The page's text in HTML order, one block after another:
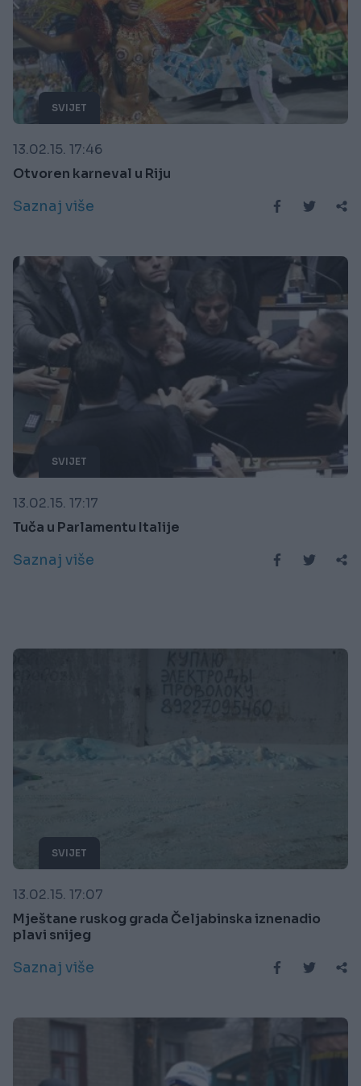
SVIJET
13.02.15. 17:46
Otvoren karneval u Riju
Saznaj više
SVIJET
13.02.15. 17:17
Tuča u Parlamentu Italije
Saznaj više
SVIJET
13.02.15. 17:07
Mještane ruskog grada Čeljabinska iznenadio
plavi snijeg
Saznaj više